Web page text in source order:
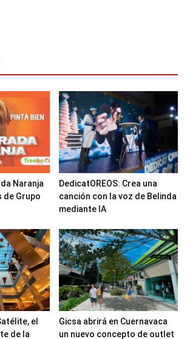
Naranja
de Grupo
DedicatOREOS: Crea una
canción con la voz de Belinda
mediante IA
el
de la
Gicsa abrirá en Cuernavaca
un nuevo concepto de outlet